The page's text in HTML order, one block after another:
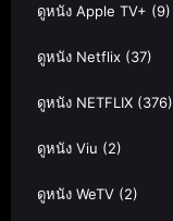
ดูหนัง Apple TV+ (9)
ดูหนัง Netflix (37)
ดูหนัง NETFLIX (376)
ดูหนัง Viu (2)
ดูหนัง WeTV (2)